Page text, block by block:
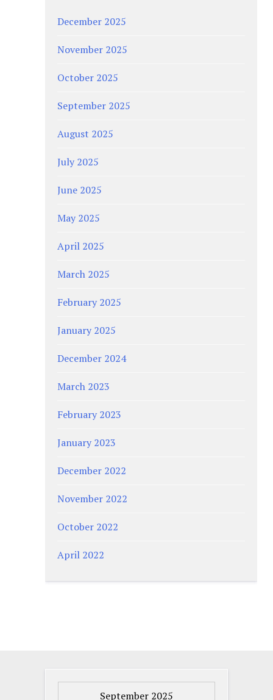
December 2025
November 2025
October 2025
September 2025
August 2025
July 2025
June 2025
May 2025
April 2025
March 2025
February 2025
January 2025
December 2024
March 2023
February 2023
January 2023
December 2022
November 2022
October 2022
April 2022
September 2025